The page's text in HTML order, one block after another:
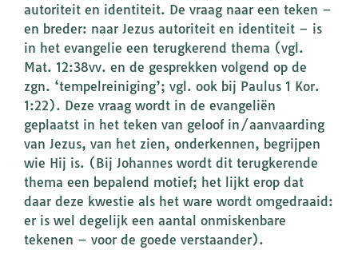
autoriteit en identiteit. De vraag naar een teken –
en breder: naar Jezus autoriteit en identiteit – is
in het evangelie een terugkerend thema (vgl.
Mat. 12:38vv. en de gesprekken volgend op de
zgn. ‘tempelreiniging’; vgl. ook bij Paulus 1 Kor.
1:22). Deze vraag wordt in de evangeliën
geplaatst in het teken van geloof in/aanvaarding
van Jezus, van het zien, onderkennen, begrijpen
wie Hij is. (Bij Johannes wordt dit terugkerende
thema een bepalend motief; het lijkt erop dat
daar deze kwestie als het ware wordt omgedraaid:
er is wel degelijk een aantal onmiskenbare
tekenen – voor de goede verstaander).